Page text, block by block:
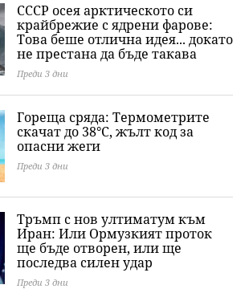
СССР осея арктическото си
крайбрежие с ядрени фарове:
Това беше отлична идея... докато
не престана да бъде такава
Преди 3 дни
Гореща сряда: Термометрите
скачат до 38°C, жълт код за
опасни жеги
Преди 3 дни
Тръмп с нов ултиматум към
Иран: Или Ормузкият проток
ще бъде отворен, или ще
последва силен удар
Преди 3 дни